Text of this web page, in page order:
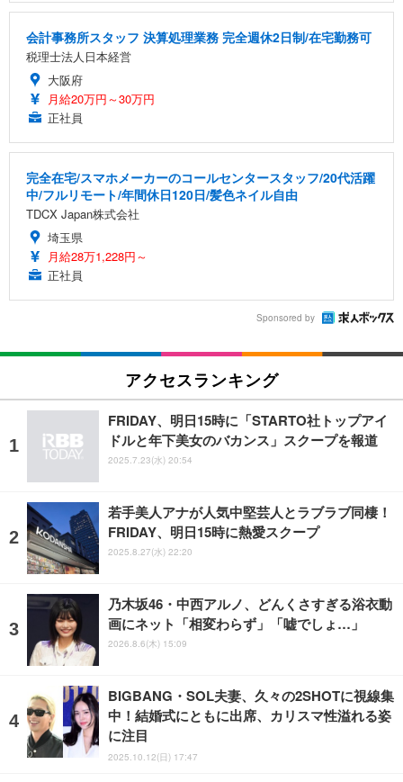
会計事務所スタッフ 決算処理業務 完全週休2日制/在宅勤務可
税理士法人日本経営
大阪府
月給20万円～30万円
正社員
完全在宅/スマホメーカーのコールセンタースタッフ/20代活躍
中/フルリモート/年間休日120日/髪色ネイル自由
TDCX Japan株式会社
埼玉県
月給28万1,228円～
正社員
Sponsored by
アクセスランキング
FRIDAY、明日15時に「STARTO社トップアイ
ドルと年下美女のバカンス」スクープを報道
2025.7.23(水) 20:54
若手美人アナが人気中堅芸人とラブラブ同棲！
FRIDAY、明日15時に熱愛スクープ
2025.8.27(水) 22:20
乃木坂46・中西アルノ、どんくさすぎる浴衣動
画にネット「相変わらず」「嘘でしょ…」
2026.8.6(木) 15:09
BIGBANG・SOL夫妻、久々の2SHOTに視線集
中！結婚式にともに出席、カリスマ性溢れる姿
に注目
2025.10.12(日) 17:47